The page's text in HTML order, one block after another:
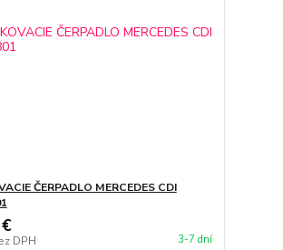
ČERPADLO MERCEDES CDI
DPH 3-7 dní